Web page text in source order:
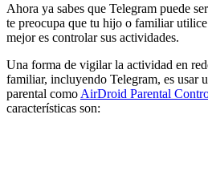
Ahora ya sabes que Telegram puede
te preocupa que tu hijo o familiar
mejor es controlar sus actividades.
Una forma de vigilar la actividad en
familiar, incluyendo Telegram, es usar
parental como AirDroid Parental
características son: